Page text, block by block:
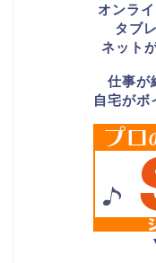
オンラ
タブ
ネット
仕事が
自宅がボ